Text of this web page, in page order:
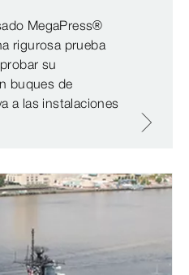
MegaPress®
rigurosa prueba
su
buques de
a las instalaciones